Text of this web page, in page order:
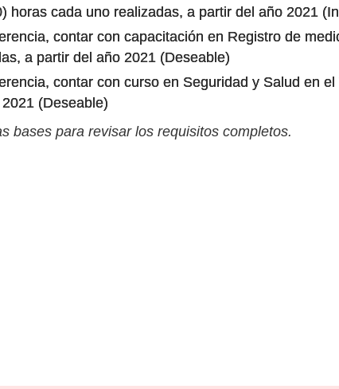
horas cada uno realizadas, a partir del año 2021
contar con capacitación en Registro de
a partir del año 2021 (Deseable)
contar con curso en Seguridad y Salud en
(Deseable)
bases para revisar los requisitos completos.